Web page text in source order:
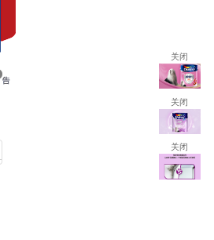
关闭
关闭
关闭